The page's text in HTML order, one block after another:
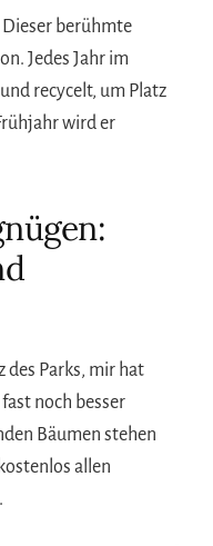
Dieser berühmte
Jedes Jahr im
recycelt, um Platz
wird er
des Parks, mir hat
noch besser
Bäumen stehen
allen